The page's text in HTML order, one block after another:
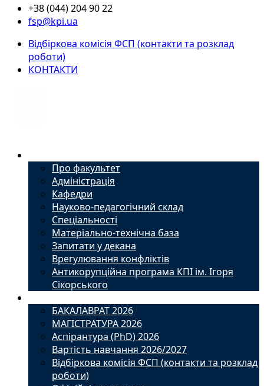
+38 (044) 204 90 22
fsp@kpi.ua
Відбіркова комісія ФСП (контакти та розклад
роботи)
КОНТАКТИ
Про факультет
Адміністрація
Кафедри
Науково-педагогічний склад
Спеціальності
Матеріально-технічна база
Запитати у декана
Врегулювання конфліктів
Антикорупційна програма КПІ ім. Ігоря
Сікорського
БАКАЛАВРАТ 2026
МАГІСТРАТУРА 2026
Аспірантура (PhD) 2026
Вартість навчання 2026/2027
Відбіркова комісія ФСП (контакти та розклад
роботи)